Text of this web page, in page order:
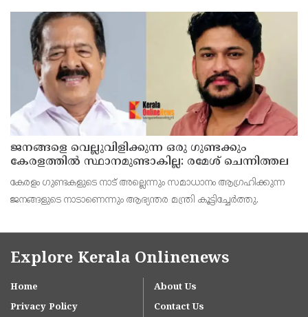
ജനങ്ങളെ വെല്ലുവിളിക്കുന്ന ഒരു ഗുണ്ടക്കും
കേരളത്തില്‍ സ്ഥാനമുണ്ടാകില്ല: രമേശ് ചെന്നിത്തല
കേരളം ഗുണ്ടകളുടെ നാട് അല്ലെന്നും സമാധാനം ആഗ്രഹിക്കുന്ന
ജനങ്ങളുടെ നാടാണെന്നും ആഭ്യന്തര മന്ത്രി കൂട്ടിച്ചേര്‍ത്തു.
Explore Kerala Onlinenews
Home
About Us
Privacy Policy
Contact Us